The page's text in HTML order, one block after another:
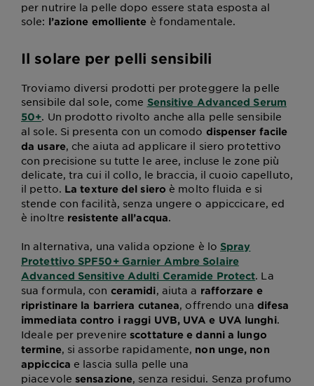
per nutrire la pelle dopo essere stata esposta al
sole: l’azione emolliente è fondamentale.
Il solare per pelli sensibili
Troviamo diversi prodotti per proteggere la pelle
sensibile dal sole, come Sensitive Advanced Serum
50+. Un prodotto rivolto anche alla pelle sensibile
al sole. Si presenta con un comodo dispenser facile
da usare, che aiuta ad applicare il siero protettivo
con precisione su tutte le aree, incluse le zone più
delicate, tra cui il collo, le braccia, il cuoio capelluto,
il petto. La texture del siero è molto fluida e si
stende con facilità, senza ungere o appiccicare, ed
è inoltre resistente all’acqua.
In alternativa, una valida opzione è lo Spray
Protettivo SPF50+ Garnier Ambre Solaire
Advanced Sensitive Adulti Ceramide Protect. La
sua formula, con ceramidi, aiuta a rafforzare e
ripristinare la barriera cutanea, offrendo una difesa
immediata contro i raggi UVB, UVA e UVA lunghi.
Ideale per prevenirescottature e danni a lungo
termine, si assorbe rapidamente, non unge, non
appiccica e lascia sulla pelle una
piacevole sensazione, senza residui. Senza profumo